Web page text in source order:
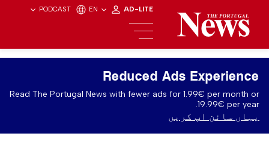
PODCAST EN AD-LITE
Reduced Ads Experience
Read The Portugal News with fewer ads for 1.99€ per month or
19.99€ per year.
یہاں سائن اپ کریں